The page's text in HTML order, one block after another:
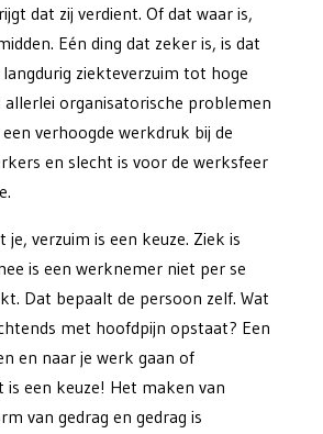
dat zij verdient. Of dat waar is,
Eén ding dat zeker is, is dat
ziekteverzuim tot hoge
organisatorische problemen
verhoogde werkdruk bij de
en slecht is voor de werksfeer
verzuim is een keuze. Ziek is
is een werknemer niet per se
Dat bepaalt de persoon zelf. Wat
met hoofdpijn opstaat? Een
en naar je werk gaan of
is een keuze! Het maken van
van gedrag en gedrag is